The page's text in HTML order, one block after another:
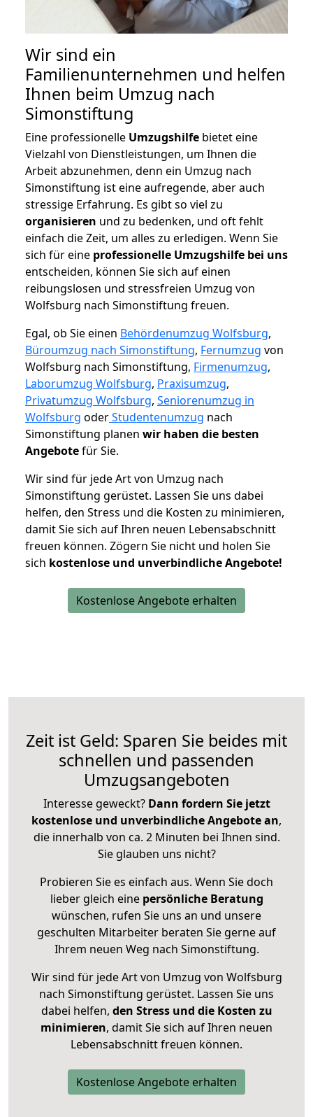
Wir sind ein
Familienunternehmen und helfen
Ihnen beim Umzug nach
Simonstiftung
Eine professionelle Umzugshilfe bietet eine
Vielzahl von Dienstleistungen, um Ihnen die
Arbeit abzunehmen, denn ein Umzug nach
Simonstiftung ist eine aufregende, aber auch
stressige Erfahrung. Es gibt so viel zu
organisieren und zu bedenken, und oft fehlt
einfach die Zeit, um alles zu erledigen. Wenn Sie
sich für eine professionelle Umzugshilfe bei uns
entscheiden, können Sie sich auf einen
reibungslosen und stressfreien Umzug von
Wolfsburg nach Simonstiftung freuen.
Egal, ob Sie einen Behördenumzug Wolfsburg,
Büroumzug nach Simonstiftung, Fernumzug von
Wolfsburg nach Simonstiftung, Firmenumzug,
Laborumzug Wolfsburg, Praxisumzug,
Privatumzug Wolfsburg, Seniorenumzug in
Wolfsburg oderStudentenumzug nach
Simonstiftung planen wir haben die besten
Angebotefür Sie.
Wir sind für jede Art von Umzug nach
Simonstiftung gerüstet. Lassen Sie uns dabei
helfen, den Stress und die Kosten zu minimieren,
damit Sie sich auf Ihren neuen Lebensabschnitt
freuen können. Zögern Sie nicht und holen Sie
sich kostenlose und unverbindliche Angebote!
Kostenlose Angebote erhalten
Zeit ist Geld: Sparen Sie beides mit
schnellen und passenden
Umzugsangeboten
Interesse geweckt? Dann fordern Sie jetzt
kostenlose und unverbindliche Angebote an,
die innerhalb von ca. 2 Minuten bei Ihnen sind.
Sie glauben uns nicht?
Probieren Sie es einfach aus. Wenn Sie doch
lieber gleich eine persönliche Beratung
wünschen, rufen Sie uns an und unsere
geschulten Mitarbeiter beraten Sie gerne auf
Ihrem neuen Weg nach Simonstiftung.
Wir sind für jede Art von Umzug von Wolfsburg
nach Simonstiftung gerüstet. Lassen Sie uns
dabei helfen, den Stress und die Kosten zu
minimieren, damit Sie sich auf Ihren neuen
Lebensabschnitt freuen können.
Kostenlose Angebote erhalten